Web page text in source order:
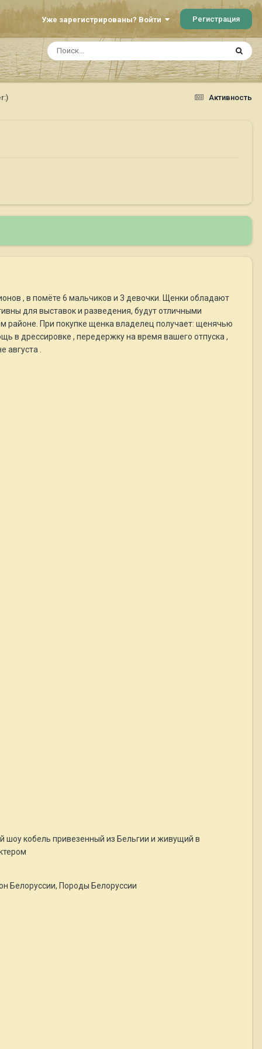
Уже зарегистрированы? Войти Регистрация
Активность
, в помёте 6 мальчиков и 3 девочки. Щенки обладают
для выставок и разведения, будут отличными
районе. При покупке щенка владелец получает: щенячью
в дрессировке , передержку на время вашего отпуска ,
.
шоу кобель привезенный из Бельгии и живущий в
Белоруссии, Породы Белоруссии